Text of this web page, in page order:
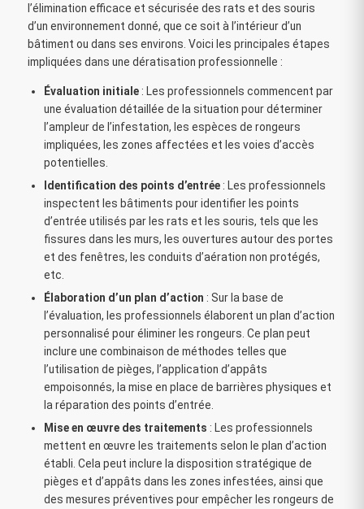
l’élimination efficace et sécurisée des rats et des souris
d’un environnement donné, que ce soit à l’intérieur d’un
bâtiment ou dans ses environs. Voici les principales étapes
impliquées dans une dératisation professionnelle :
Évaluation initiale : Les professionnels commencent par
une évaluation détaillée de la situation pour déterminer
l’ampleur de l’infestation, les espèces de rongeurs
impliquées, les zones affectées et les voies d’accès
potentielles.
Identification des points d’entrée : Les professionnels
inspectent les bâtiments pour identifier les points
d’entrée utilisés par les rats et les souris, tels que les
fissures dans les murs, les ouvertures autour des portes
et des fenêtres, les conduits d’aération non protégés,
etc.
Élaboration d’un plan d’action : Sur la base de
l’évaluation, les professionnels élaborent un plan d’action
personnalisé pour éliminer les rongeurs. Ce plan peut
inclure une combinaison de méthodes telles que
l’utilisation de pièges, l’application d’appâts
empoisonnés, la mise en place de barrières physiques et
la réparation des points d’entrée.
Mise en œuvre des traitements : Les professionnels
mettent en œuvre les traitements selon le plan d’action
établi. Cela peut inclure la disposition stratégique de
pièges et d’appâts dans les zones infestées, ainsi que
des mesures préventives pour empêcher les rongeurs de